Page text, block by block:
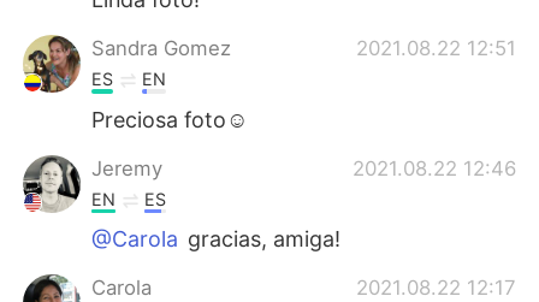
Türkçe Tiếng Việt
Sandra Gomez 2021.08.22 12:51
ES EN
Preciosa foto☺
Jeremy 2021.08.22 12:46
EN ES
@Carola gracias, amiga!
Carola 2021.08.22 12:17